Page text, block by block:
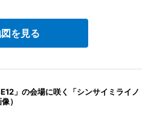
を見る
」の会場に咲く「シンサイミライノ
）